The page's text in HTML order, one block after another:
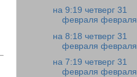
на 9:19 четверг 31
февраля февраля
на 8:18 четверг 31
февраля февраля
на 7:19 четверг 31
февраля февраля